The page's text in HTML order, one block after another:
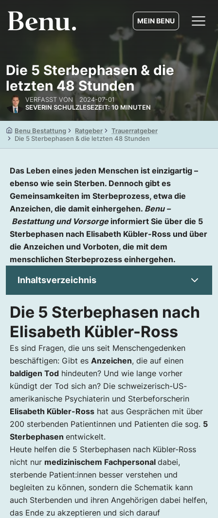
MEIN BENU
Die 5 Sterbephasen & die
letzten 48 Stunden
VERFASST VON
SEVERIN SCHULZ
2024-07-01
LESEZEIT: 10 MINUTEN
Benu Bestattung Ratgeber
Trauerratgeber
Die 5 Sterbephasen & die letzten 48 Stunden
Das Leben eines jeden Menschen ist einzigartig –
ebenso wie sein Sterben. Dennoch gibt es
Gemeinsamkeiten im Sterbeprozess, etwa die
Anzeichen, die damit einhergehen. Benu –
Bestattung und Vorsorge informiert Sie über die 5
Sterbephasen nach Elisabeth Kübler-Ross und über
die Anzeichen und Vorboten, die mit dem
menschlichen Sterbeprozess einhergehen.
Inhaltsverzeichnis
Die 5 Sterbephasen nach Elisabeth Kübler-
Ross
1. Sterbephase: Verleugnung und Isolation
2. Sterbephase: Wut und Zorn
3. Sterbephase: Verhandeln und
Lösungssuche
4. Sterbephase: Depression und Trauer
5. Sterbephase: Frieden und Akzeptanz
Sterbende richtig begleiten
Was deutet auf einen baldigen Tod hin?
Wie erkennt man, dass der Sterbeprozess
beginnt?
Die letzten 48 Stunden – die eigentliche
Sterbephase
Klinischer Tod, Hirntod, biologischer Tod
Was sind die sicheren Todeszeichen?
Die 5 Sterbephasen nach
Elisabeth Kübler-Ross
Es sind Fragen, die uns seit Menschengedenken
beschäftigen: Gibt es Anzeichen, die auf einen
baldigen Tod hindeuten? Und wie lange vorher
kündigt der Tod sich an? Die schweizerisch-US-
amerikanische Psychiaterin und Sterbeforscherin
Elisabeth Kübler-Ross hat aus Gesprächen mit über
200 sterbenden Patientinnen und Patienten die sog. 5
Sterbephasen entwickelt.
Heute helfen die 5 Sterbephasen nach Kübler-Ross
nicht nur medizinischem Fachpersonal dabei,
sterbende Patient:innen besser verstehen und
begleiten zu können, sondern die Schematik kann
auch Sterbenden und ihren Angehörigen dabei helfen,
das Ende zu akzeptieren und sich darauf